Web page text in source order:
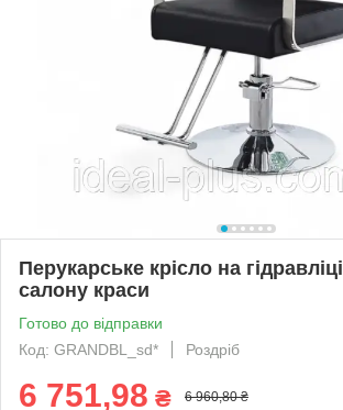
Перукарське крісло на
салону краси
Готово до відправки
Код: GRANDBL_sd*
Роздріб
6 751,98 ₴ 6 960,80 ₴